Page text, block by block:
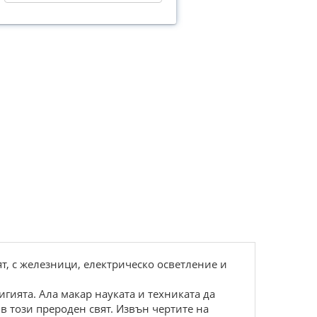
с железници, електрическо осветление и
Ала макар науката и техниката да
този прероден свят. Извън чертите на